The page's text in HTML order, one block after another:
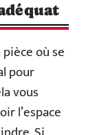
où se
pour
vous
l’espace